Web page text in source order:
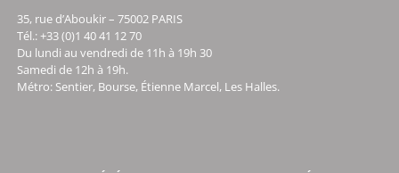
35, rue d’Aboukir – 75002 PARIS
Tél.: +33 (0)1 40 41 12 70
Du lundi au vendredi de 11h à 19h 30
Samedi de 12h à 19h.
Métro: Sentier, Bourse, Étienne Marcel, Les Halles.